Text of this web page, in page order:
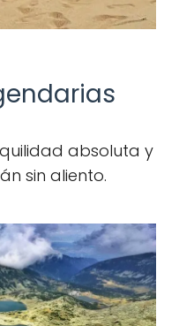
absoluta y
sin aliento.